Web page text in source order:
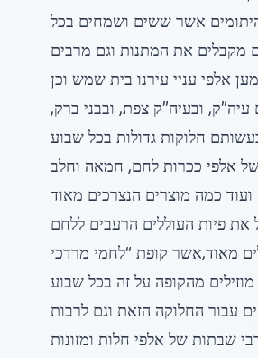
אשר ששים ושמחים בכל
מקבלים את המתנות וגם מרבים
אלפי עניי עירנו בית שמש וכן
עיה”ק, ובעיה”ק צפת, ובבני ברק,
חלוקות גדולות בכל שבוע
אלפי ככרות לחם, חמאה וחלב
ועוד כמה מוצרים הנצרכים מאוד
את פיות העוללים הרעבים ללחם
מאוד,אשר קופת “לחמי מרדכי
מוזילים מהקופה על זה בכל שבוע
עבור החלוקה הזאת וגם לרבות
שבתות של אלפי חלות ומזונות